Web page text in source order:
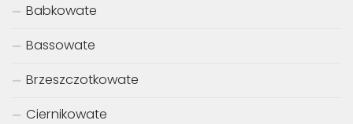
Babkowate
Bassowate
Brzeszczotkowate
Ciernikowate